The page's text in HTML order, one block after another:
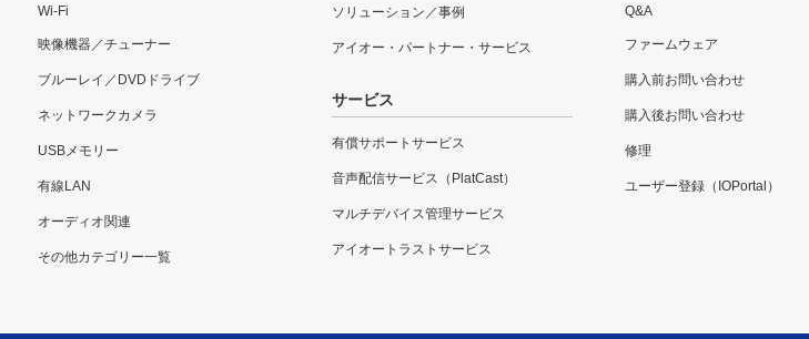
Wi-Fi
映像機器／チューナー
ブルーレイ／DVDドライブ
ネットワークカメラ
USBメモリー
有線LAN
オーディオ関連
その他カテゴリー一覧
ソリューション／事例
アイオー・パートナー・サービス
サービス
有償サポートサービス
音声配信サービス（PlatCast）
マルチデバイス管理サービス
アイオートラストサービス
Q&A
ファームウェア
購入前お問い合わせ
購入後お問い合わせ
修理
ユーザー登録（IOPortal）